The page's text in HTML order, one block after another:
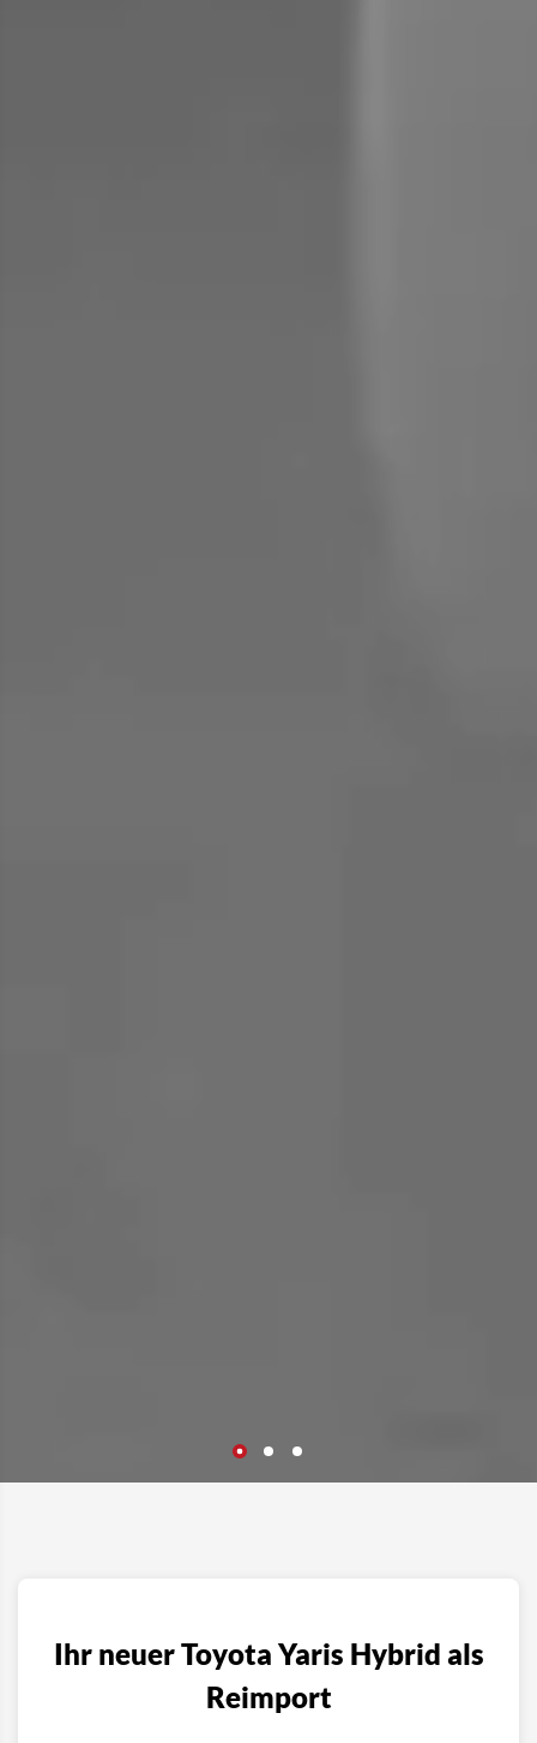
Ihr neuer Toyota Yaris Hybrid als
Reimport